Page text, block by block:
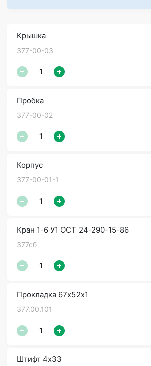
Крышка
377-00-03
Пробка
377-00-02
Корпус
377-00-01-1
Кран 1-6 У1 ОСТ 24-290-15-86
377сб
Прокладка 67х52х1
377.00.101
Штифт 4х33